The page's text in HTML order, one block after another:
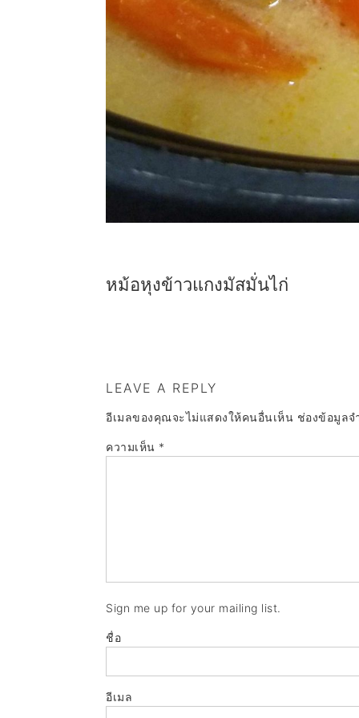
หม้อหุงข้าวแกงมัสมั่นไก่
LEAVE A REPLY
อีเมลของคุณจะไม่แสดงให้คนอื่นเห็น ช่องข้อมูลจ
ความเห็น *
Sign me up for your mailing list.
ชื่อ
อีเมล